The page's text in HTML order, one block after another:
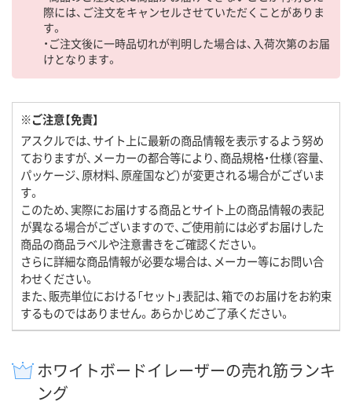
際には、ご注文をキャンセルさせていただくことがありま
す。
・ご注文後に一時品切れが判明した場合は、入荷次第のお届
けとなります。
※ご注意【免責】
アスクルでは、サイト上に最新の商品情報を表示するよう努め
ておりますが、メーカーの都合等により、商品規格・仕様（容量、
パッケージ、原材料、原産国など）が変更される場合がございま
す。
このため、実際にお届けする商品とサイト上の商品情報の表記
が異なる場合がございますので、ご使用前には必ずお届けした
商品の商品ラベルや注意書きをご確認ください。
さらに詳細な商品情報が必要な場合は、メーカー等にお問い合
わせください。
また、販売単位における「セット」表記は、箱でのお届けをお約束
するものではありません。あらかじめご了承ください。
ホワイトボードイレーザーの売れ筋ランキ
ング